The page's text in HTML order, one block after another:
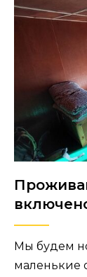
Мы будем
маленькие